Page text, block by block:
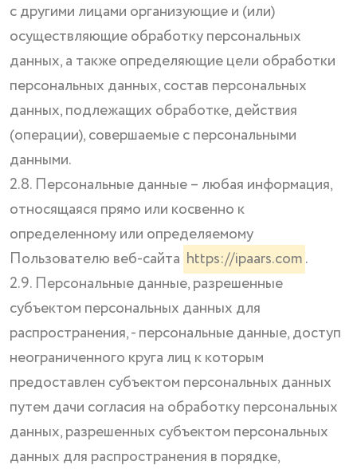
с другими лицами организующие и (или)
осуществляющие обработку персональных
данных, а также определяющие цели обработки
персональных данных, состав персональных
данных, подлежащих обработке, действия
(операции), совершаемые с персональными
данными.
2.8. Персональные данные – любая информация,
относящаяся прямо или косвенно к
определенному или определяемому
Пользователю веб-сайта https://ipaars.com.
2.9. Персональные данные, разрешенные
субъектом персональных данных для
распространения, - персональные данные, доступ
неограниченного круга лиц к которым
предоставлен субъектом персональных данных
путем дачи согласия на обработку персональных
данных, разрешенных субъектом персональных
данных для распространения в порядке,